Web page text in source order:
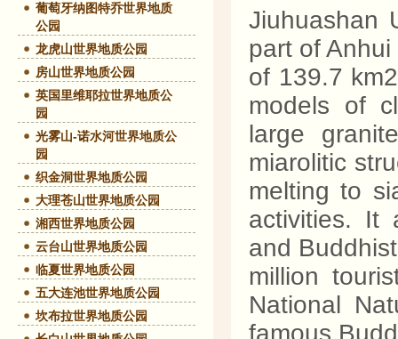
葡萄牙纳图特乔世界地质
公园
龙虎山世界地质公园
房山世界地质公园
英国里维耶拉世界地质公
园
光雾山-诺水河世界地质公
园
织金洞世界地质公园
大理苍山世界地质公园
湘西世界地质公园
云台山世界地质公园
临夏世界地质公园
五大连池世界地质公园
坎布拉世界地质公园
Jiuhuashan
part of
of 139.7
models of
large
miarolitic
melting to
activities. It
and
million
National
famous